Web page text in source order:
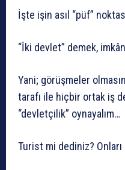
İşte işin asıl “püf”
“İki devlet” demek,
Yani; görüşmeler
tarafı ile hiçbir ortak iş
“devletçilik” oynayalım…
Turist mi dediniz?